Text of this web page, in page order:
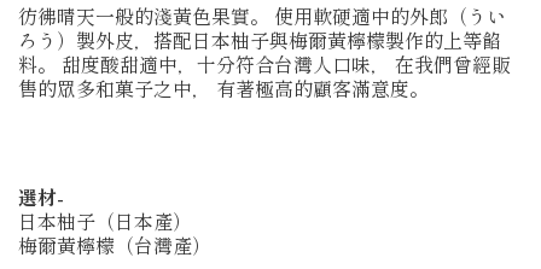
彷彿晴天一般的淺黃色果實。 使用軟硬適中的外郎（うい
ろう）製外皮，搭配日本柚子與梅爾黃檸檬製作的上等餡
料。 甜度酸甜適中，十分符合台灣人口味， 在我們曾經販
售的眾多和菓子之中， 有著極高的顧客滿意度。
選材-
日本柚子（日本產）
梅爾黃檸檬（台灣產）